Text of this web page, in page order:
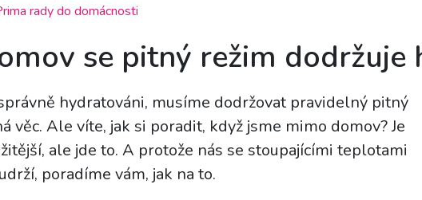
rady do domácnosti
se pitný režim dodržuje
hydratováni, musíme dodržovat pravidelný pitný
věc. Ale víte, jak si poradit, když jsme mimo domov? Je
ale jde to. A protože nás se stoupajícími teplotami
poradíme vám, jak na to.